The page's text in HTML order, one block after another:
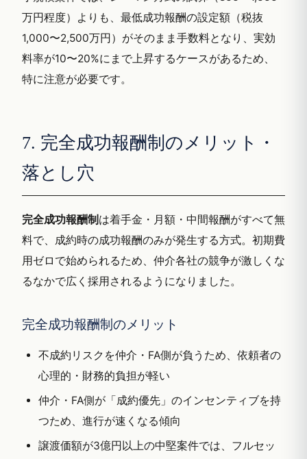
万円程度）よりも、最低成功報酬の設定額（税抜
1,000〜2,500万円）がそのまま手数料となり、実効
料率が10〜20%にまで上昇するケースがあるため、
特に注意が必要です。
7. 完全成功報酬制のメリット・
落とし穴
完全成功報酬制 は着手金・月額・中間報酬がすべて無
料で、成約時の成功報酬のみが発生する方式。初期費
用ゼロで始められるため、仲介各社の競争が激しくな
るなかで広く採用されるようになりました。
完全成功報酬制のメリット
不成約リスクを仲介・FA側が負うため、依頼者の
心理的・財務的負担が軽い
仲介・FA側が「成約優先」のインセンティブを持
つため、進行が速くなる傾向
譲渡価額が3億円以上の中堅案件では、フルセッ